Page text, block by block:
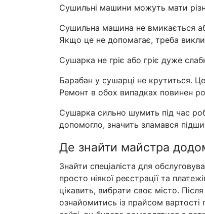
Сушильні машини можуть мати
Сушильна машина не вмикається
Якщо це не допомагає, треба
Сушарка не гріє або гріє дуже
Барабан у сушарці не крутиться.
Ремонт в обох випадках повинен
Сушарка сильно шумить під час
допомогло, значить зламався
Де знайти майстра
Знайти спеціаліста для
просто ніякої реєстрації та
цікавить, вибрати своє місто.
ознайомитись із прайсом вартості